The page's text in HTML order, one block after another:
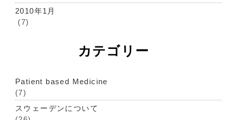
2010年1月
(7)
カテゴリー
Patient based Medicine
(7)
スウェーデンについて